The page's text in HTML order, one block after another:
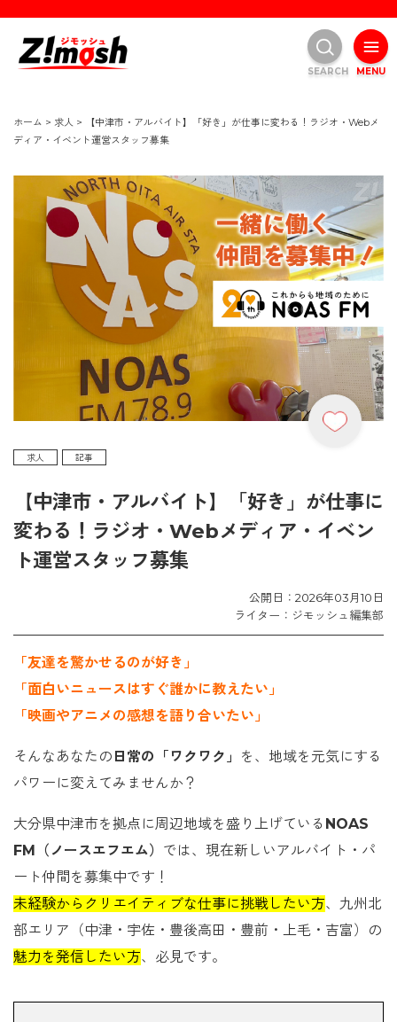
ホーム > 求人 >
【中津市・アルバイト】「好き」が仕事に変わる！ラジオ・Webメ
ディア・イベント運営スタッフ募集
求人 記事
【中津市・アルバイト】「好き」が仕事に
変わる！ラジオ・Webメディア・イベン
ト運営スタッフ募集
公開日：2026年03月10日
ライター：ジモッシュ編集部
「友達を驚かせるのが好き」
「面白いニュースはすぐ誰かに教えたい」
「映画やアニメの感想を語り合いたい」
そんなあなたの 日常の「ワクワク」
を、地域を元気にする
パワーに変えてみませんか？
大分県中津市を拠点に周辺地域を盛り上げている NOAS
FM（ノースエフエム） では、現在新しいアルバイト・パ
ート仲間を募集中です！
未経験からクリエイティブな仕事に挑戦したい方、九州北
部エリア（中津・宇佐・豊後高田・豊前・上毛・吉富）の
魅力を発信したい方、必見です。
MENU
SEARCH